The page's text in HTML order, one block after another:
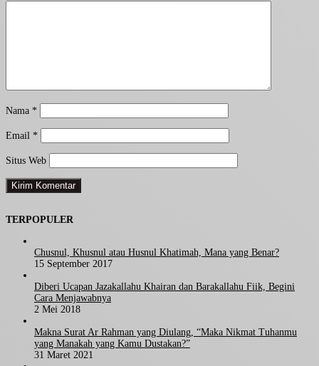
Nama *
Email *
Situs Web
TERPOPULER
Chusnul, Khusnul atau Husnul Khatimah, Mana yang Benar?
15 September 2017
Diberi Ucapan Jazakallahu Khairan dan Barakallahu Fiik, Begini
Cara Menjawabnya
2 Mei 2018
Makna Surat Ar Rahman yang Diulang, “Maka Nikmat Tuhanmu
yang Manakah yang Kamu Dustakan?”
31 Maret 2021